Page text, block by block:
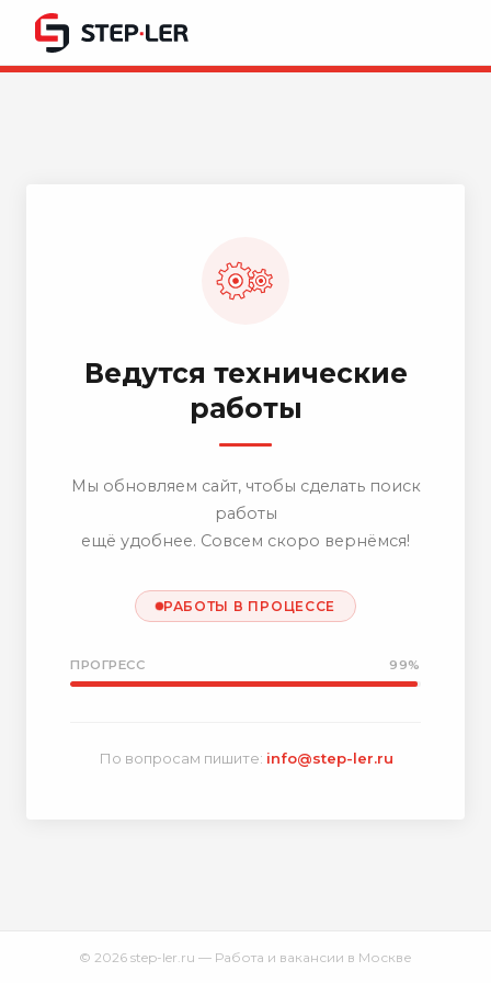
Ведутся технические
работы
Мы обновляем сайт, чтобы сделать поиск
работы
ещё удобнее. Совсем скоро вернёмся!
РАБОТЫ В ПРОЦЕССЕ
ПРОГРЕСС 99%
По вопросам пишите: info@step-ler.ru
© 2026 step-ler.ru — Работа и вакансии в Москве